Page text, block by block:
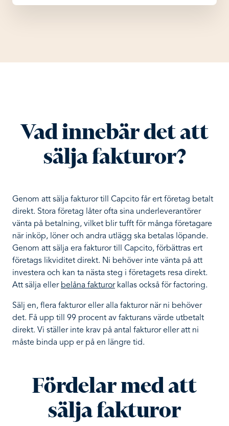
Vad innebär det att
sälja fakturor?
Genom att sälja fakturor till Capcito får ert företag betalt
direkt. Stora företag låter ofta sina underleverantörer
vänta på betalning, vilket blir tufft för många företagare
när inköp, löner och andra utlägg ska betalas löpande.
Genom att sälja era fakturor till Capcito, förbättras ert
företags likviditet direkt. Ni behöver inte vänta på att
investera och kan ta nästa steg i företagets resa direkt.
Att sälja eller belåna fakturorkallas också för factoring.
Sälj en, flera fakturor eller alla fakturor när ni behöver
det. Få upp till 99 procent av fakturans värde utbetalt
direkt. Vi ställer inte krav på antal fakturor eller att ni
måste binda upp er på en längre tid.
Fördelar med att
sälja fakturor